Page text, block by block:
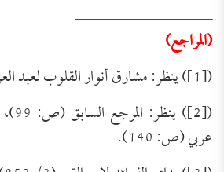
ـــــــــــــــــــــــــــــ
(المراجع)
([1]) ينظر: مشارق أنوار القلوب لعبد العزيز الدباغ (ص: 96).
عربي (ص: 140).